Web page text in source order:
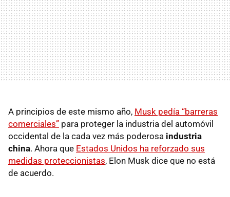
A principios de este mismo año, Musk pedía “barreras
comerciales” para proteger la industria del automóvil
occidental de la cada vez más poderosa industria
china. Ahora que Estados Unidos ha reforzado sus
medidas proteccionistas, Elon Musk dice que no está
de acuerdo.